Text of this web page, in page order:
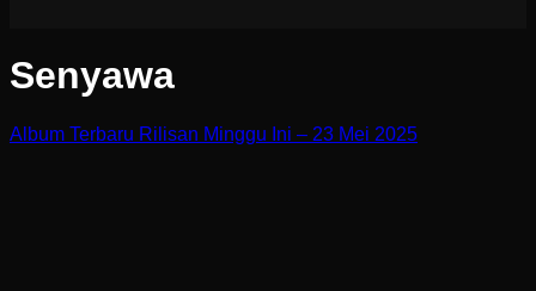
Senyawa
Album Terbaru Rilisan Minggu Ini – 23 Mei 2025